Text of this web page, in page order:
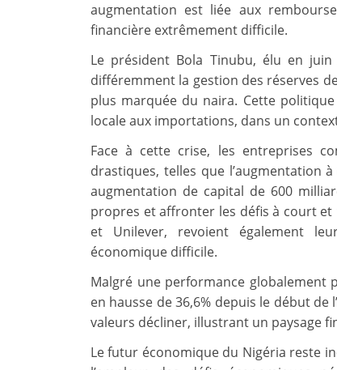
augmentation est liée aux
financière extrêmement difficile.
Le président Bola Tinubu, élu en
différemment la gestion des réserves
plus marquée du naira. Cette
locale aux importations, dans un
Face à cette crise, les entreprises
drastiques, telles que l’augmentation
augmentation de capital de 600
propres et affronter les défis à court et
et Unilever, revoient également
économique difficile.
Malgré une performance globalement
en hausse de 36,6% depuis le début
valeurs décliner, illustrant un paysage
Le futur économique du Nigéria reste